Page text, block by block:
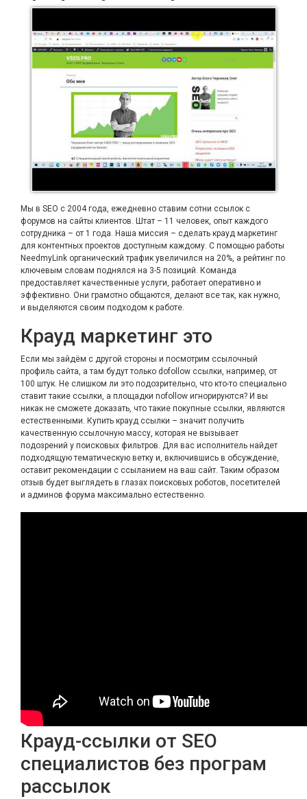
Мы в SEO с 2004 года, ежедневно ставим сотни ссылок с
форумов на сайты клиентов. Штат – 11 человек, опыт каждого
сотрудника – от 1 года. Наша миссия – сделать крауд маркетинг
для контентных проектов доступным каждому. С помощью работы
NeedmyLink органический трафик увеличился на 20%, а рейтинг по
ключевым словам поднялся на 3-5 позиций. Команда
предоставляет качественные услуги, работает оперативно и
эффективно. Они грамотно общаются, делают все так, как нужно,
и выделяются своим подходом к работе.
Крауд маркетинг это
Если мы зайдём с другой стороны и посмотрим ссылочный
профиль сайта, а там будут только dofollow ссылки, например, от
100 штук. Не слишком ли это подозрительно, что кто-то специально
ставит такие ссылки, а площадки nofollow игнорируются? И вы
никак не сможете доказать, что такие покупные ссылки, являются
естественными. Купить крауд ссылки – значит получить
качественную ссылочную массу, которая не вызывает
подозрений у поисковых фильтров. Для вас исполнитель найдет
подходящую тематическую ветку и, включившись в обсуждение,
оставит рекомендации с ссыланием на ваш сайт. Таким образом
отзыв будет выглядеть в глазах поисковых роботов, посетителей
и админов форума максимально естественно.
Крауд-ссылки от SEO
специалистов без програм
рассылок